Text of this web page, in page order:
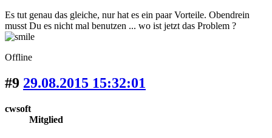
Es tut genau das gleiche, nur hat es ein paar Vorteile. Obendrein
musst Du es nicht mal benutzen ... wo ist jetzt das Problem ?
Offline
#9 29.08.2015 15:32:01
cwsoft
Mitglied